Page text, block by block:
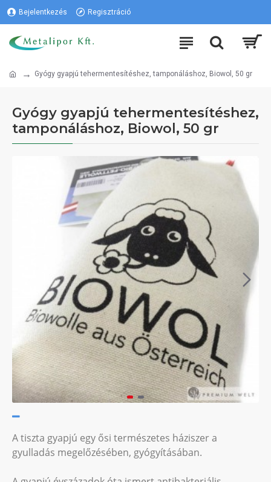
Bejelentkezés Regisztráció
Gyógy gyapjú tehermentesítéshez, tamponáláshoz, Biowol, 50 gr
Gyógy gyapjú tehermentesítéshez,
tamponáláshoz, Biowol, 50 gr
A tiszta gyapjú egy ősi természetes háziszer a
gyulladás megelőzésében, gyógyításában.